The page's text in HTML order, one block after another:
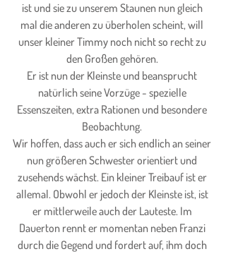
ist und sie zu unserem Staunen nun gleich
mal die anderen zu überholen scheint, will
unser kleiner Timmy noch nicht so recht zu
den Großen gehören.
Er ist nun der Kleinste und beansprucht
natürlich seine Vorzüge - spezielle
Essenszeiten, extra Rationen und besondere
Beobachtung.
Wir hoffen, dass auch er sich endlich an seiner
nun größeren Schwester orientiert und
zusehends wächst. Ein kleiner Treibauf ist er
allemal. Obwohl er jedoch der Kleinste ist, ist
er mittlerweile auch der Lauteste. Im
Dauerton rennt er momentan neben Franzi
durch die Gegend und fordert auf, ihm doch